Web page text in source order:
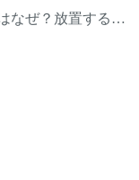
なぜ？放置するリ